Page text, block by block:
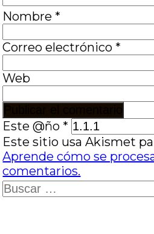
Nombre *
Correo electrónico *
Web
Este @ño *
Este sitio usa Akismet
Aprende cómo se
comentarios.
Buscar: